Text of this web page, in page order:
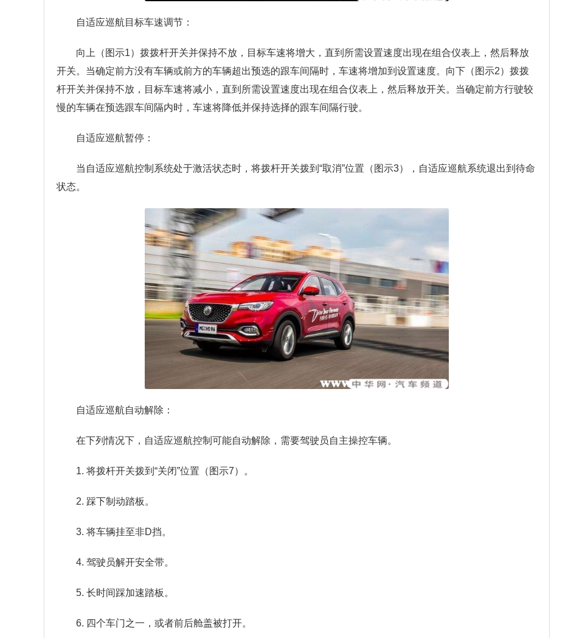
自适应巡航目标车速调节：
向上（图示1）拨拨杆开关并保持不放，目标车速将增大，直到所需设置速度出现在组合仪表上，然后释放
开关。当确定前方没有车辆或前方的车辆超出预选的跟车间隔时，车速将增加到设置速度。向下（图示2）拨拨
杆开关并保持不放，目标车速将减小，直到所需设置速度出现在组合仪表上，然后释放开关。当确定前方行驶较
慢的车辆在预选跟车间隔内时，车速将降低并保持选择的跟车间隔行驶。
自适应巡航暂停：
当自适应巡航控制系统处于激活状态时，将拨杆开关拨到“取消”位置（图示3），自适应巡航系统退出到待命
状态。
自适应巡航自动解除：
在下列情况下，自适应巡航控制可能自动解除，需要驾驶员自主操控车辆。
1. 将拨杆开关拨到“关闭”位置（图示7）。
2. 踩下制动踏板。
3. 将车辆挂至非D挡。
4. 驾驶员解开安全带。
5. 长时间踩加速踏板。
6. 四个车门之一，或者前后舱盖被打开。